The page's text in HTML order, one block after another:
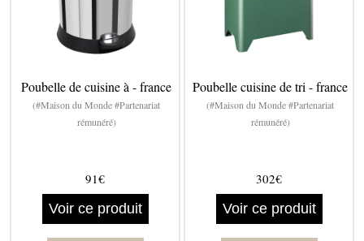
Poubelle de cuisine à - france
(#Maison du Monde #Partenariat
rémunéré)
91€
Voir ce produit
Poubelle cuisine de tri - france
(#Maison du Monde #Partenariat
rémunéré)
302€
Voir ce produit